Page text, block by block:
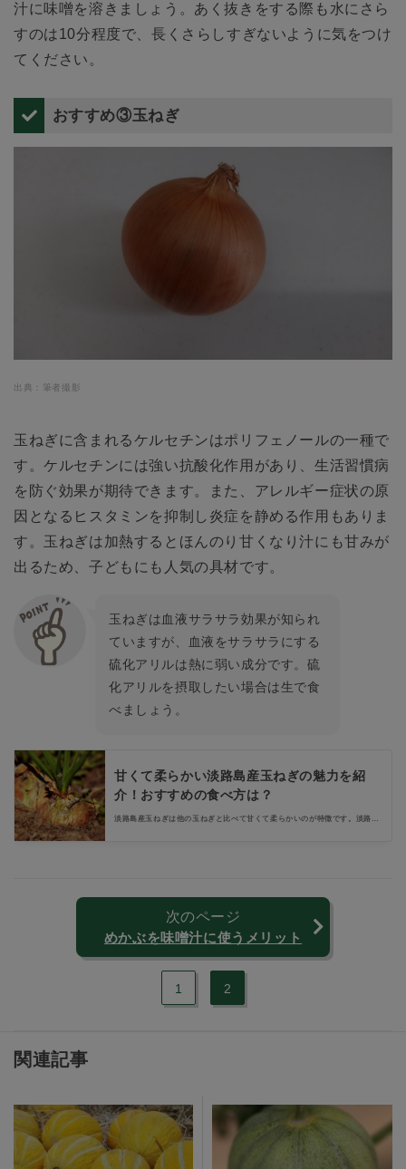
汁に味噌を溶きましょう。あく抜きをする際も水にさら
すのは10分程度で、長くさらしすぎないように気をつけ
てください。
おすすめ③玉ねぎ
出典：筆者撮影
玉ねぎに含まれるケルセチンはポリフェノールの一種で
す。ケルセチンには強い抗酸化作用があり、生活習慣病
を防ぐ効果が期待できます。また、アレルギー症状の原
因となるヒスタミンを抑制し炎症を静める作用もありま
す。玉ねぎは加熱するとほんのり甘くなり汁にも甘みが
出るため、子どもにも人気の具材です。
玉ねぎは血液サラサラ効果が知られ
ていますが、血液をサラサラにする
硫化アリルは熱に弱い成分です。硫
化アリルを摂取したい場合は生で食
べましょう。
甘くて柔らかい淡路島産玉ねぎの魅力を紹
介！おすすめの食べ方は？
淡路島産玉ねぎは他の玉ねぎと比べて甘くて柔らかいのが特徴です。淡路島
次のページ
めかぶを味噌汁に使うメリット
1 2
関連記事